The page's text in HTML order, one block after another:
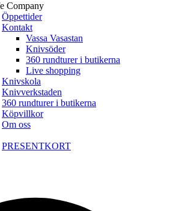
Company
Öppettider
Kontakt
Vassa Vasastan
Knivsöder
360 rundturer i butikerna
Live shopping
Knivskola
Knivverkstaden
360 rundturer i butikerna
Köpvillkor
Om oss
PRESENTKORT